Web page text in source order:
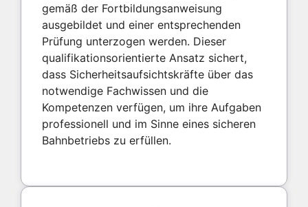
gemäß der Fortbildungsanweisung
ausgebildet und einer entsprechenden
Prüfung unterzogen werden. Dieser
qualifikationsorientierte Ansatz sichert,
dass Sicherheitsaufsichtskräfte über das
notwendige Fachwissen und die
Kompetenzen verfügen, um ihre Aufgaben
professionell und im Sinne eines sicheren
Bahnbetriebs zu erfüllen.